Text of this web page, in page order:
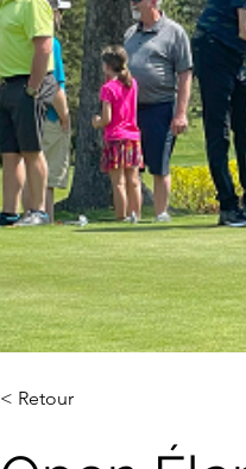
< Retour